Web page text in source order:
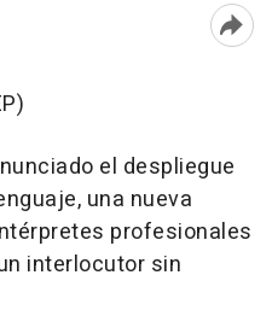
el despliegue
una nueva
profesionales
interlocutor sin